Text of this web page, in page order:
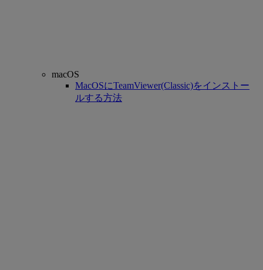
macOS
MacOSにTeamViewer(Classic)をインストー
ルする方法